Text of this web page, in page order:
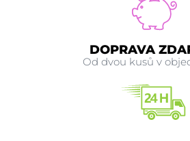
DOPRAVA
Od dvou kusů v